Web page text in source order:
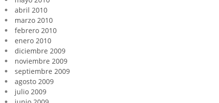
abril 2010
marzo 2010
febrero 2010
enero 2010
diciembre 2009
noviembre 2009
septiembre 2009
agosto 2009
julio 2009